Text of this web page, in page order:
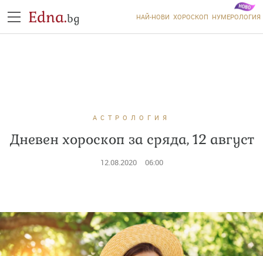
Edna.bg НАЙ-НОВИ ХОРОСКОП НУМЕРОЛОГИЯ
АСТРОЛОГИЯ
Дневен хороскоп за сряда, 12 август
12.08.2020 06:00